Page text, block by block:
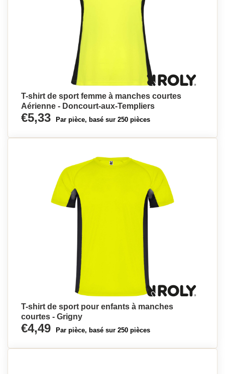
T-shirt de sport femme à manches courtes
Aérienne - Doncourt-aux-Templiers
€5,33 Par pièce, basé sur 250 pièces
T-shirt de sport pour enfants à manches
courtes - Grigny
€4,49 Par pièce, basé sur 250 pièces